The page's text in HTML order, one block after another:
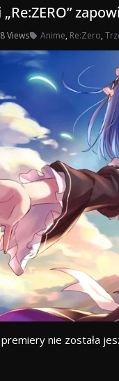
Views Anime, Re:Zero,
nie została